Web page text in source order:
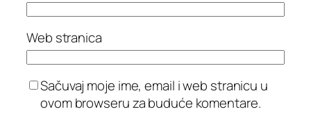
Web stranica
Sačuvaj moje ime, email i web stranicu u
ovom browseru za buduće komentare.